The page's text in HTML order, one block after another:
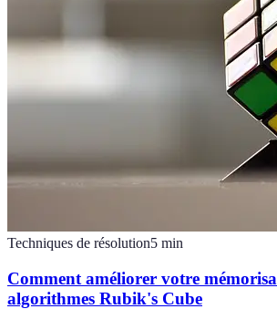
Techniques de résolution5 min
Comment améliorer votre
algorithmes Rubik's Cube